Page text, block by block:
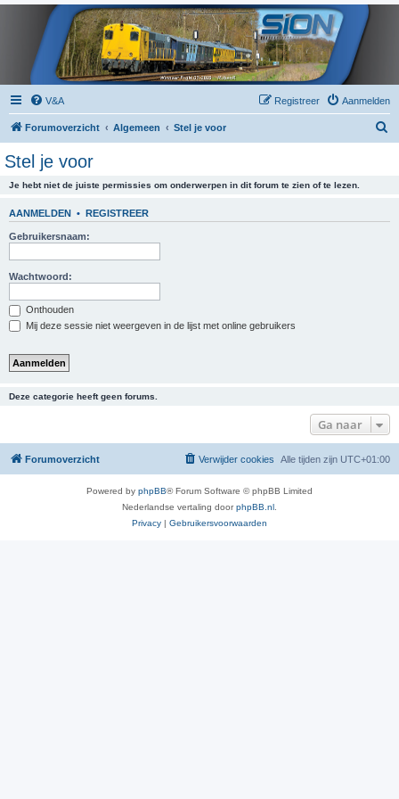
V&A Aanmelden
Registreer
Forumoverzicht Algemeen Stel je voor
Stel je voor
Je hebt niet de juiste permissies om onderwerpen in dit forum te zien of te lezen.
AANMELDEN • REGISTREER
Gebruikersnaam:
Wachtwoord:
Onthouden
Mij deze sessie niet weergeven in de lijst met online gebruikers
Deze categorie heeft geen forums.
Ga naar
Forumoverzicht Alle tijden zijn UTC+01:00
Verwijder cookies
Powered by phpBB® Forum Software © phpBB Limited
Nederlandse vertaling doorphpBB.nl.
Privacy | Gebruikersvoorwaarden